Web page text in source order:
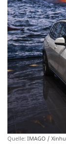
Quelle: IMAGO /